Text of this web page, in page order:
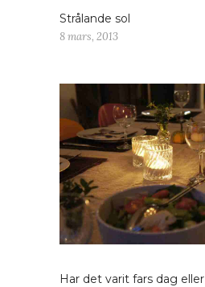
Strålande sol
8 mars, 2013
Har det varit fars dag eller